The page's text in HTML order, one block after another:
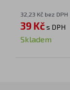
32,23 Kč bez DPH
39 Kčs DPH
Skladem